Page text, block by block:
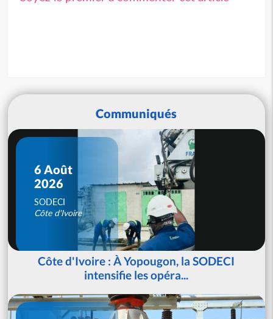
Communiqués
6 Août
2026
SODECI
Côte d'Ivoire
Côte d'Ivoire : À Yopougon, la SODECI
intensifie les opéra...